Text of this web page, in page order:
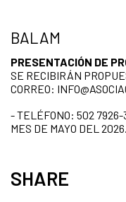
BALAM
PRESENTACIÓN DE
SE RECIBIRÁN
CORREO:
- TELÉFONO: 502 7926-
MES DE MAYO DEL 2026.
SHARE